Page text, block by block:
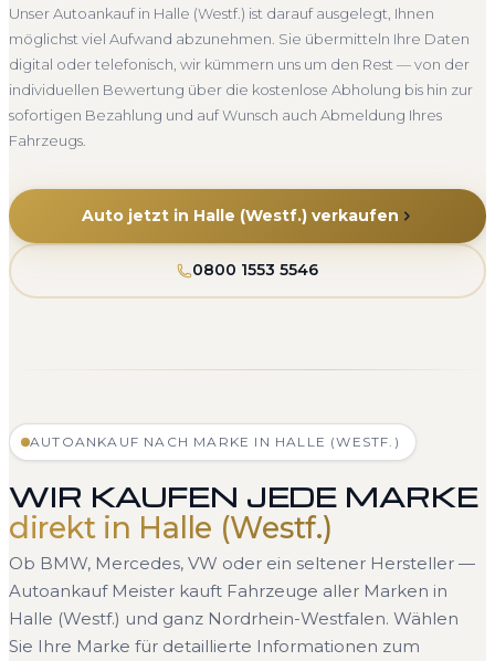
Unser Autoankauf in Halle (Westf.) ist darauf ausgelegt, Ihnen
möglichst viel Aufwand abzunehmen. Sie übermitteln Ihre Daten
digital oder telefonisch, wir kümmern uns um den Rest — von der
individuellen Bewertung über die kostenlose Abholung bis hin zur
sofortigen Bezahlung und auf Wunsch auch Abmeldung Ihres
Fahrzeugs.
Auto jetzt in Halle (Westf.) verkaufen
0800 1553 5546
AUTOANKAUF NACH MARKE IN HALLE (WESTF.)
WIR KAUFEN JEDE MARKE
direkt in Halle (Westf.)
Ob BMW, Mercedes, VW oder ein seltener Hersteller —
Autoankauf Meister kauft Fahrzeuge aller Marken in
Halle (Westf.) und ganz Nordrhein-Westfalen. Wählen
Sie Ihre Marke für detaillierte Informationen zum